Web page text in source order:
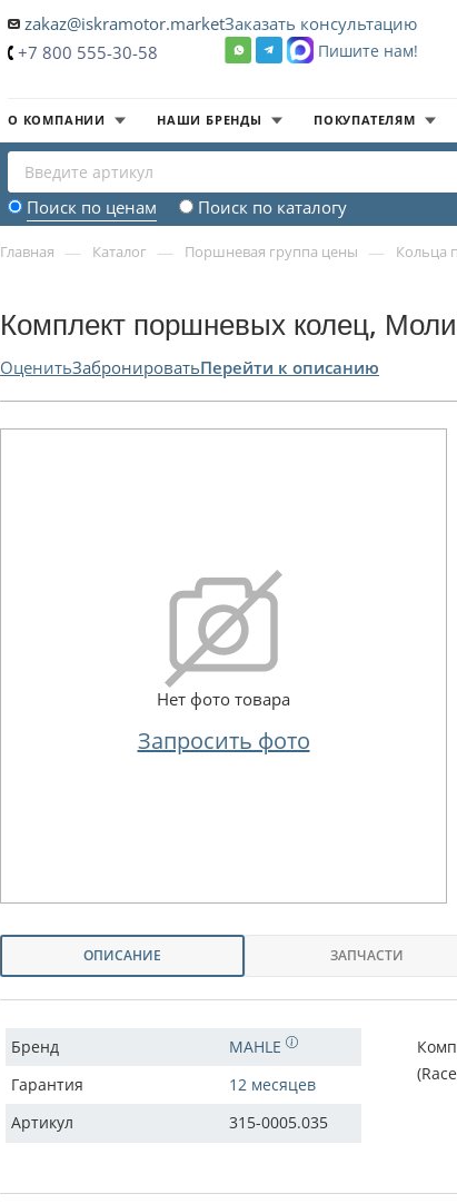
zakaz@iskramotor.market
+7 800 555-30-58
Заказать консультацию
Пишите нам!
О КОМПАНИИ НАШИ БРЕНДЫ ПОКУПАТЕЛЯМ
Поиск по ценам Поиск по каталогу
Главная — Каталог — Поршневая группа цены — Кольца
Комплект поршневых колец,
ОценитьЗабронироватьПерейти к описанию
Нет фото товара
Запросить фото
ОПИСАНИЕ ЗАПЧАСТИ
Бренд
MAHLE
Гарантия
12 месяцев
Артикул
315-0005.035